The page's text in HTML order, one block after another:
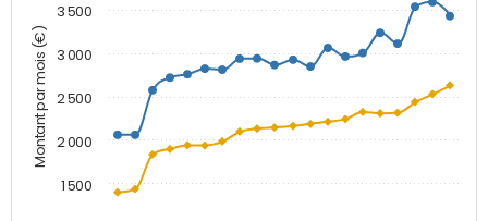
Montant par mois (€)
1 500
2 000
2 500
3 000
3 500